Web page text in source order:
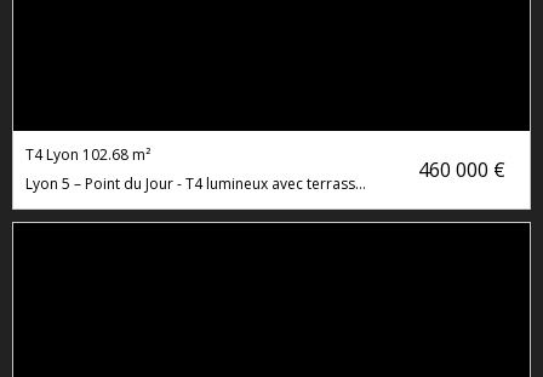
460 000 €
T4 Lyon 102.68 m²
Lyon 5 – Point du Jour - T4 lumineux avec terrasse et Garage double